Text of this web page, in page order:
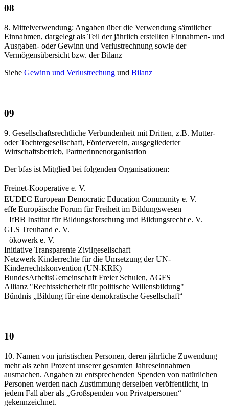
08
8. Mittelverwendung: Angaben über die Verwendung sämtlicher
Einnahmen, dargelegt als Teil der jährlich erstellten Einnahmen- und
Ausgaben- oder Gewinn und Verlustrechnung sowie der
Vermögensübersicht bzw. der Bilanz
Siehe Gewinn und Verlustrechung und Bilanz
09
9. Gesellschaftsrechtliche Verbundenheit mit Dritten, z.B. Mutter-
oder Tochtergesellschaft, Förderverein, ausgegliederter
Wirtschaftsbetrieb, Partnerinnenorganisation
Der bfas ist Mitglied bei folgenden Organisationen:
Freinet-Kooperative e. V.
EUDEC European Democratic Education Community e. V.
effe Europäische Forum für Freiheit im Bildungswesen
IfBB Institut für Bildungsforschung und Bildungsrecht e. V.
GLS Treuhand e. V.
ökowerk e. V.
Initiative Transparente Zivilgesellschaft
Netzwerk Kinderrechte für die Umsetzung der UN-
Kinderrechtskonvention (UN-KRK)
BundesArbeitsGemeinschaft Freier Schulen, AGFS
Allianz "Rechtssicherheit für politische Willensbildung"
Bündnis „Bildung für eine demokratische Gesellschaft“
10
10. Namen von juristischen Personen, deren jährliche Zuwendung
mehr als zehn Prozent unserer gesamten Jahreseinnahmen
ausmachen. Angaben zu entsprechenden Spenden von natürlichen
Personen werden nach Zustimmung derselben veröffentlicht, in
jedem Fall aber als „Großspenden von Privatpersonen“
gekennzeichnet.